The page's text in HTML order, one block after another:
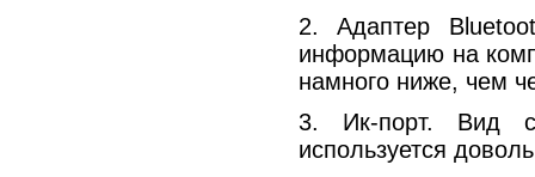
2. Адаптер
информацию на
намного ниже, чем
3. Ик-порт. Вид
используется